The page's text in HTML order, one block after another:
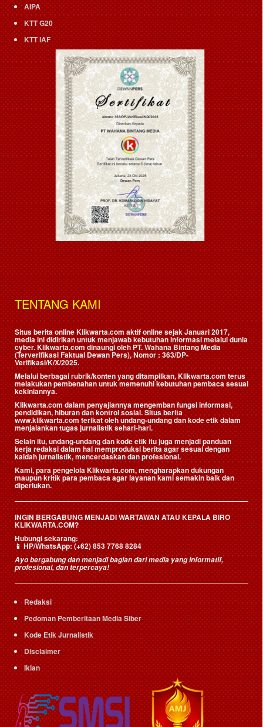
AIPA
KTT G20
KTT IAF
TENTANG KAMI
Situs berita online Klikwarta.com aktif online sejak Januari 2017,
media ini didirikan untuk menjawab kebutuhan informasi melalui dunia
cyber. Klikwarta.com dinaungi oleh PT. Wahana Bintang Media
(Terverifikasi Faktual Dewan Pers), Nomor : 363/DP-
Verifikasi/K/X/2025.
Melalui berbagai rubrik/konten yang ditampilkan, Klikwarta.com terus
melakukan pembenahan untuk memenuhi kebutuhan pembaca sesuai
kekiniannya.
Klikwarta.com dalam penyajiannya mengemban fungsi informasi,
pendidikan, hiburan dan kontrol sosial. Situs berita
www.klikwarta.com terikat oleh undang-undang dan kode etik dalam
menjalankan tugas jurnalistik sehari-hari.
Selain itu, undang-undang dan kode etik itu juga menjadi panduan
kerja redaksi dalam hal memproduksi berita agar sesuai dengan
kaidah jurnalistik, mencerdaskan dan profesional.
Kami, para pengelola Klikwarta.com, mengharapkan dukungan
maupun kritik para pembaca agar layanan kami semakin baik dan
diperlukan.
INGIN BERGABUNG MENJADI WARTAWAN ATAU KEPALA BIRO
KLIKWARTA.COM?
Hubungi sekarang:
📱HP/WhatsApp:(+62) 853 7768 8284
Ayo bergabung dan menjadi bagian dari media yang informatif,
profesional, dan terpercaya!
Redaksi
Pedoman Pemberitaan Media Siber
Kode Etik Jurnalistik
Disclaimer
Iklan